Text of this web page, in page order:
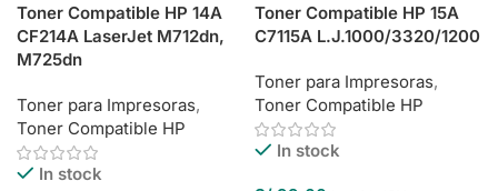
Toner Compatible HP 14A
CF214A LaserJet M712dn,
M725dn
Toner para Impresoras,
Toner Compatible HP
In stock
Toner Compatible HP 15A
C7115A L.J.1000/3320/1200
Toner para Impresoras,
Toner Compatible HP
In stock